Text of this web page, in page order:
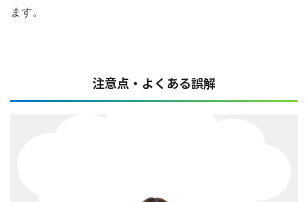
ます。
注意点・よくある誤解